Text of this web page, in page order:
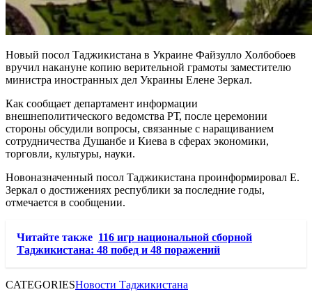
Новый посол Таджикистана в Украине Файзулло Холбобоев
вручил накануне копию верительной грамоты заместителю
министра иностранных дел Украины Елене Зеркал.
Как сообщает департамент информации
внешнеполитического ведомства РТ, после церемонии
стороны обсудили вопросы, связанные с наращиванием
сотрудничества Душанбе и Киева в сферах экономики,
торговли, культуры, науки.
Новоназначенный посол Таджикистана проинформировал Е.
Зеркал о достижениях республики за последние годы,
отмечается в сообщении.
Читайте также 116 игр национальной сборной
Таджикистана: 48 побед и 48 поражений
CATEGORIESНовости Таджикистана